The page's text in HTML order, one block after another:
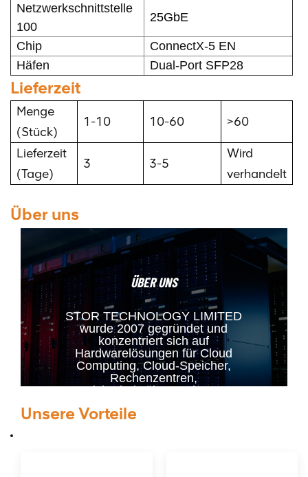
Netzwerkschnittstelle
100
25GbE
Chip
ConnectX-5 EN
Häfen
Dual-Port SFP28
Lieferzeit
Menge
(Stück)
1-10 10-60 >60
Lieferzeit
(Tage)
3 3-5
Wird
verhandelt
Über uns
ÜBER UNS
STOR TECHNOLOGY LIMITED
wurde 2007 gegründet und
konzentriert sich auf
Hardwarelösungen für Cloud
Computing, Cloud-Speicher,
Rechenzentren,
Sicherheitsüberwachung,
weitere Bereiche. Zu unseren
Unsere Vorteile